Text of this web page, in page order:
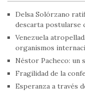
Delsa Solórzano
descarta postularse
Venezuela
organismos
Néstor Pacheco: un
Fragilidad de la
Esperanza a través